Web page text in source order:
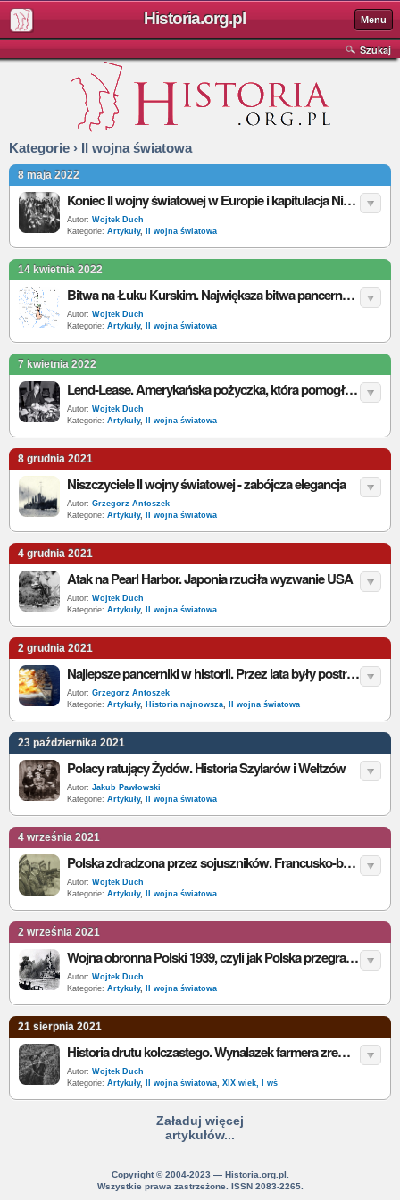
Historia.org.pl Menu
Szukaj
Kategorie › II wojna światowa
8 maja 2022
Koniec II wojny światowej w Europie i kapitulacja Niemiec. 8 czy 9 maja 1945?
Autor: Wojtek Duch
Kategorie: Artykuły, II wojna światowa
14 kwietnia 2022
Bitwa na Łuku Kurskim. Największa bitwa pancerna w dziejach wojen
Autor: Wojtek Duch
Kategorie: Artykuły, II wojna światowa
7 kwietnia 2022
Lend-Lease. Amerykańska pożyczka, która pomogła aliantom wygrać II wojnę światową
Autor: Wojtek Duch
Kategorie: Artykuły, II wojna światowa
8 grudnia 2021
Niszczyciele II wojny światowej - zabójcza elegancja
Autor: Grzegorz Antoszek
Kategorie: Artykuły, II wojna światowa
4 grudnia 2021
Atak na Pearl Harbor. Japonia rzuciła wyzwanie USA
Autor: Wojtek Duch
Kategorie: Artykuły, II wojna światowa
2 grudnia 2021
Najlepsze pancerniki w historii. Przez lata były postrachem mórz i oceanów
Autor: Grzegorz Antoszek
Kategorie: Artykuły, Historia najnowsza, II wojna światowa
23 października 2021
Polacy ratujący Żydów. Historia Szylarów i Weltzów
Autor: Jakub Pawłowski
Kategorie: Artykuły, II wojna światowa
4 września 2021
Polska zdradzona przez sojuszników. Francusko-brytyjska konferencja w Abbeville i jej konsekwencje
Autor: Wojtek Duch
Kategorie: Artykuły, II wojna światowa
2 września 2021
Wojna obronna Polski 1939, czyli jak Polska przegrała kampanię wrześniową
Autor: Wojtek Duch
Kategorie: Artykuły, II wojna światowa
21 sierpnia 2021
Historia drutu kolczastego. Wynalazek farmera zrewolucjonizował pola bitew
Autor: Wojtek Duch
Kategorie: Artykuły, II wojna światowa, XIX wiek, I wś
Załaduj więcej
artykułów...
Copyright © 2004-2023 — Historia.org.pl.
Wszystkie prawa zastrzeżone. ISSN 2083-2265.